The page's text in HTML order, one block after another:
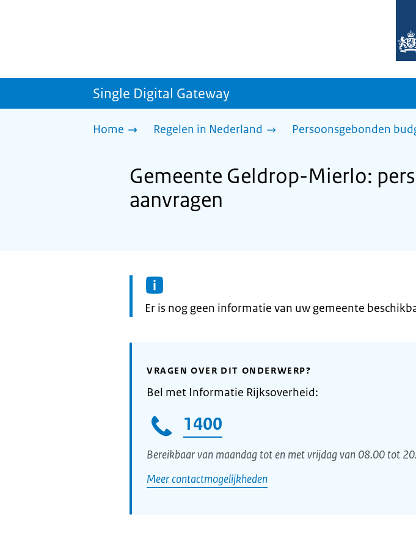
Single Digital Gateway
Home Regelen in Nederland Persoonsgebonden
Gemeente Geldrop-Mierlo:
aanvragen
Informatie:
Er is nog geen informatie van uw gemeente
VRAGEN OVER DIT ONDERWERP?
Bel met Informatie Rijksoverheid:
1400
Bereikbaar van maandag tot en met vrijdag van 08.00 tot
Meer contactmogelijkheden